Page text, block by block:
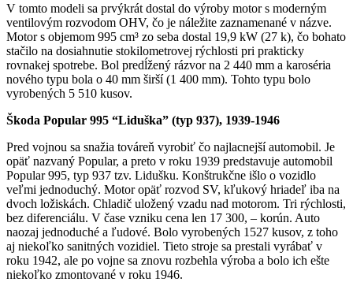
V tomto modeli sa prvýkrát dostal do výroby motor s moderným
ventilovým rozvodom OHV, čo je náležite zaznamenané v názve.
Motor s objemom 995 cm³ zo seba dostal 19,9 kW (27 k), čo bohato
stačilo na dosiahnutie stokilometrovej rýchlosti pri prakticky
rovnakej spotrebe. Bol predĺžený rázvor na 2 440 mm a karoséria
nového typu bola o 40 mm širší (1 400 mm). Tohto typu bolo
vyrobených 5 510 kusov.
Škoda Popular 995 “Liduška” (typ 937), 1939-1946
Pred vojnou sa snažia továreň vyrobiť čo najlacnejší automobil. Je
opäť nazvaný Popular, a preto v roku 1939 predstavuje automobil
Popular 995, typ 937 tzv. Lidušku. Konštrukčne išlo o vozidlo
veľmi jednoduchý. Motor opäť rozvod SV, kľukový hriadeľ iba na
dvoch ložiskách. Chladič uložený vzadu nad motorom. Tri rýchlosti,
bez diferenciálu. V čase vzniku cena len 17 300, – korún. Auto
naozaj jednoduché a ľudové. Bolo vyrobených 1527 kusov, z toho
aj niekoľko sanitných vozidiel. Tieto stroje sa prestali vyrábať v
roku 1942, ale po vojne sa znovu rozbehla výroba a bolo ich ešte
niekoľko zmontované v roku 1946.